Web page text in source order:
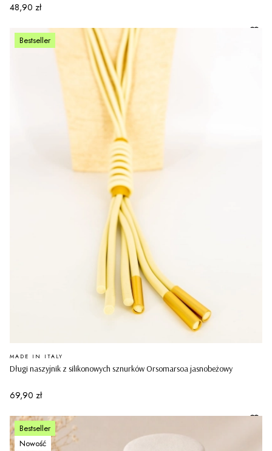
Cena
48,90 zł
Bestseller
Długi naszyjnik z silikonowych sznurków Orsomarsoa jasnobeżowy
PRODUCENT
MADE IN ITALY
Cena
69,90 zł
Bestseller
Nowość